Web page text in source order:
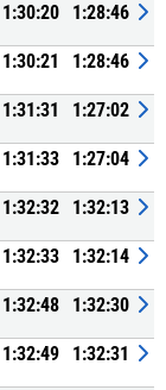
1:30:20 1:28:46
1:30:21 1:28:46
1:31:31 1:27:02
1:31:33 1:27:04
1:32:32 1:32:13
1:32:33 1:32:14
1:32:48 1:32:30
1:32:49 1:32:31